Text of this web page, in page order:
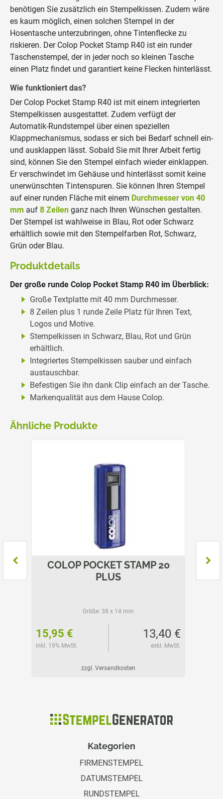
benötigen Sie zusätzlich ein Stempelkissen. Zudem wäre
es kaum möglich, einen solchen Stempel in der
Hosentasche unterzubringen, ohne Tintenflecke zu
riskieren. Der Colop Pocket Stamp R40 ist ein runder
Taschenstempel, der in jeder noch so kleinen Tasche
einen Platz findet und garantiert keine Flecken hinterlässt.
Wie funktioniert das?
Der Colop Pocket Stamp R40 ist mit einem integrierten
Stempelkissen ausgestattet. Zudem verfügt der
Automatik-Rundstempel über einen speziellen
Klappmechanismus, sodass er sich bei Bedarf schnell ein-
und ausklappen lässt. Sobald Sie mit Ihrer Arbeit fertig
sind, können Sie den Stempel einfach wieder einklappen.
Er verschwindet im Gehäuse und hinterlässt somit keine
unerwünschten Tintenspuren. Sie können Ihren Stempel
auf einer runden Fläche mit einem Durchmesser von 40
mm auf 8 Zeilen ganz nach Ihren Wünschen gestalten.
Der Stempel ist wahlweise in Blau, Rot oder Schwarz
erhältlich sowie mit den Stempelfarben Rot, Schwarz,
Grün oder Blau.
Produktdetails
Der große runde Colop Pocket Stamp R40 im Überblick:
Große Textplatte mit 40 mm Durchmesser.
8 Zeilen plus 1 runde Zeile Platz für Ihren Text,
Logos und Motive.
Stempelkissen in Schwarz, Blau, Rot und Grün
erhältlich.
Integriertes Stempelkissen sauber und einfach
austauschbar.
Befestigen Sie ihn dank Clip einfach an der Tasche.
Markenqualität aus dem Hause Colop.
Ähnliche Produkte
30
COLOP POCKET STAMP 20
PLUS
Größe: 38 x 14 mm
15,95 €
inkl. 19% MwSt.
13,40 €
exkl. MwSt.
zzgl. Versandkosten
Kategorien
FIRMENSTEMPEL
DATUMSTEMPEL
RUNDSTEMPEL